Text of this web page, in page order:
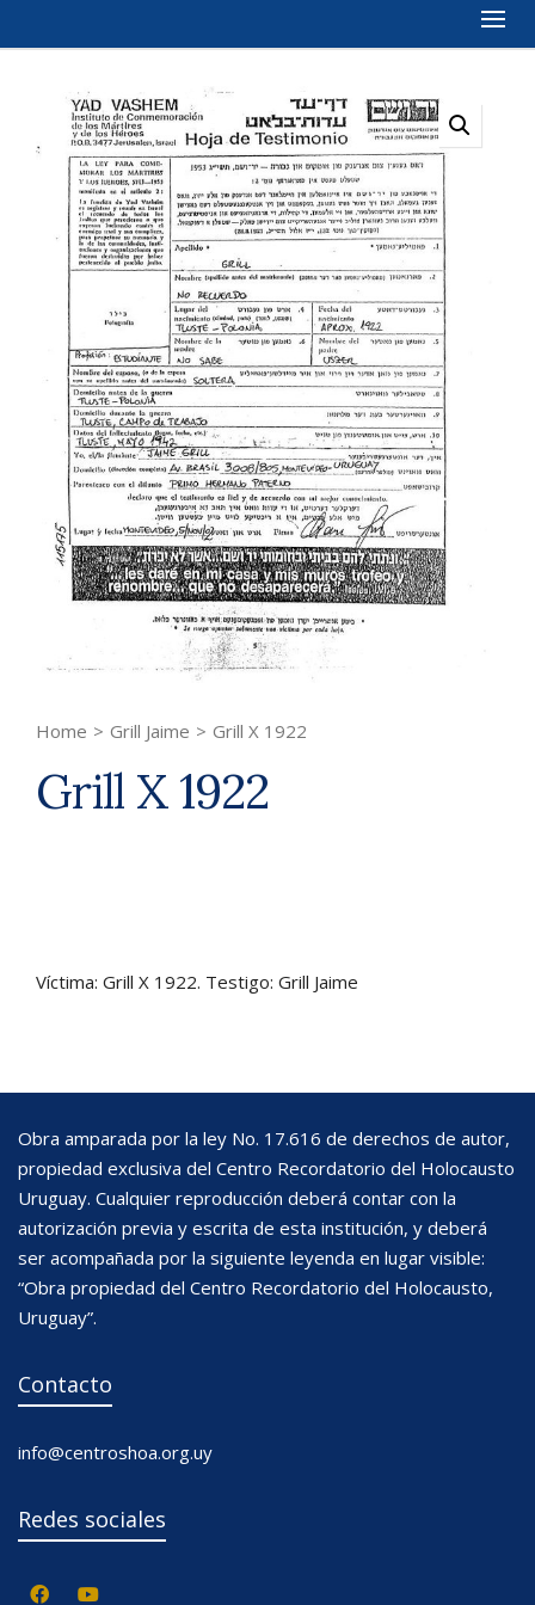
Home > Grill Jaime > Grill X 1922
Grill X 1922
Víctima: Grill X 1922. Testigo: Grill Jaime
Obra amparada por la ley No. 17.616 de derechos de autor,
propiedad exclusiva del Centro Recordatorio del Holocausto
Uruguay. Cualquier reproducción deberá contar con la
autorización previa y escrita de esta institución, y deberá
ser acompañada por la siguiente leyenda en lugar visible:
“Obra propiedad del Centro Recordatorio del Holocausto,
Uruguay”.
Contacto
info@centroshoa.org.uy
Redes sociales